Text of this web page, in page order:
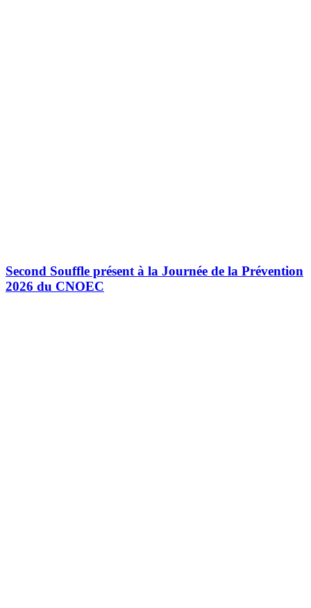
Second Souffle présent à la Journée de la Prévention
2026 du CNOEC